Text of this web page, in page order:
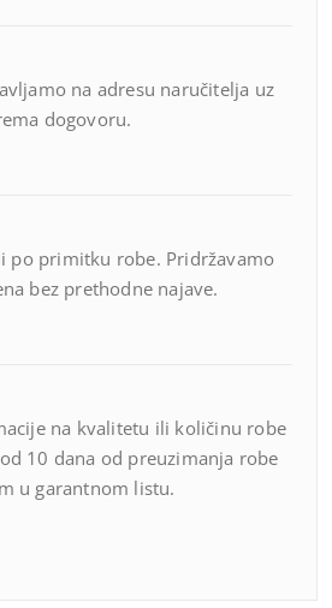
na adresu naručitelja uz
dogovoru.
po primitku robe. Pridržavamo
bez prethodne najave.
na kvalitetu ili količinu robe
10 dana od preuzimanja robe
u garantnom listu.